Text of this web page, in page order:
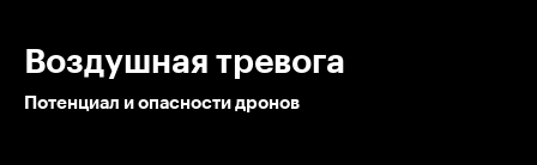
Воздушная тревога
Потенциал и опасности дронов